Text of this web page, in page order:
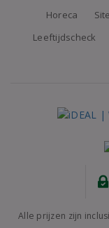
Horeca
Leeftijdscheck
Alle prijzen zijn